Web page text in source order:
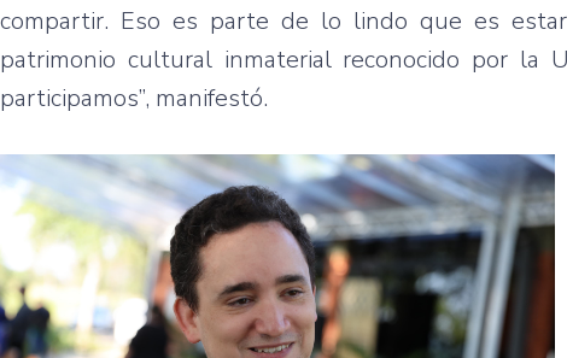
compartir. Eso es parte de lo lindo que es
patrimonio cultural inmaterial reconocido por
participamos”, manifestó.